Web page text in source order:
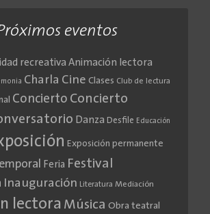
eventos
recreativa Animación lectora
Charla Cine Clases Club de lectura
Concierto Concierto
Danza Desfile Educación
Exposición permanente
Feria Festival
Inauguración Literatura Mediación
lectora Música Obra teatral